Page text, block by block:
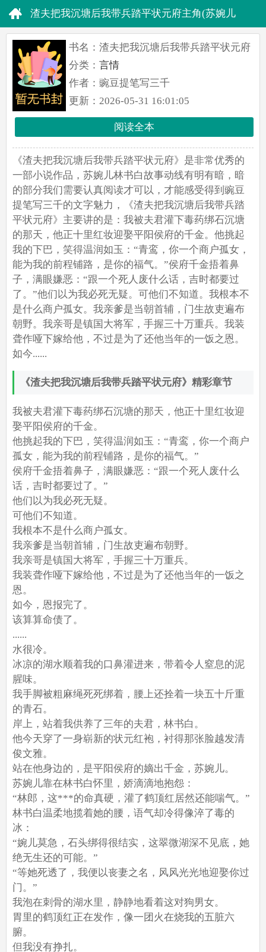
渣夫把我沉塘后我带兵踏平状元府主角(苏婉儿
林书白)全文txt免费阅读
书名：渣夫把我沉塘后我带兵踏平状元府
分类： 言情
作者：豌豆提笔写三千
更新：2026-05-31 16:01:05
阅读全本
《渣夫把我沉塘后我带兵踏平状元府》是非常优秀的
一部小说作品，苏婉儿林书白故事动线有明有暗，暗
的部分我们需要认真阅读才可以，才能感受得到豌豆
提笔写三千的文字魅力，《渣夫把我沉塘后我带兵踏
平状元府》主要讲的是：我被夫君灌下毒药绑石沉塘
的那天，他正十里红妆迎娶平阳侯府的千金。他挑起
我的下巴，笑得温润如玉：“青鸾，你一个商户孤女，
能为我的前程铺路，是你的福气。”侯府千金捂着鼻
子，满眼嫌恶：“跟一个死人废什么话，吉时都要过
了。”他们以为我必死无疑。可他们不知道。我根本不
是什么商户孤女。我亲爹是当朝首辅，门生故吏遍布
朝野。我亲哥是镇国大将军，手握三十万重兵。我装
聋作哑下嫁给他，不过是为了还他当年的一饭之恩。
如今......
《渣夫把我沉塘后我带兵踏平状元府》精彩章节
我被夫君灌下毒药绑石沉塘的那天，他正十里红妆迎
娶平阳侯府的千金。
他挑起我的下巴，笑得温润如玉：“青鸾，你一个商户
孤女，能为我的前程铺路，是你的福气。”
侯府千金捂着鼻子，满眼嫌恶：“跟一个死人废什么
话，吉时都要过了。”
他们以为我必死无疑。
可他们不知道。
我根本不是什么商户孤女。
我亲爹是当朝首辅，门生故吏遍布朝野。
我亲哥是镇国大将军，手握三十万重兵。
我装聋作哑下嫁给他，不过是为了还他当年的一饭之
恩。
如今，恩报完了。
该算算命债了。
......
水很冷。
冰凉的湖水顺着我的口鼻灌进来，带着令人窒息的泥
腥味。
我手脚被粗麻绳死死绑着，腰上还拴着一块五十斤重
的青石。
岸上，站着我供养了三年的夫君，林书白。
他今天穿了一身崭新的状元红袍，衬得那张脸越发清
俊文雅。
站在他身边的，是平阳侯府的嫡出千金，苏婉儿。
苏婉儿靠在林书白怀里，娇滴滴地抱怨：
“林郎，这***的命真硬，灌了鹤顶红居然还能喘气。”
林书白温柔地揽着她的腰，语气却冷得像淬了毒的
冰：
“婉儿莫急，石头绑得很结实，这翠微湖深不见底，她
绝无生还的可能。”
“等她死透了，我便以丧妻之名，风风光光地迎娶你过
门。”
我泡在刺骨的湖水里，静静地看着这对狗男女。
胃里的鹤顶红正在发作，像一团火在烧我的五脏六
腑。
但我没有挣扎。